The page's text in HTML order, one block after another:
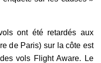
ont été retardés aux
de Paris) sur la côte est
vols Flight Aware. Le